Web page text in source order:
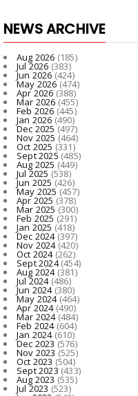
NEWS ARCHIVE
Aug 2026 (185)
Jul 2026 (383)
Jun 2026(424)
May 2026(474)
Apr 2026 (388)
Mar 2026(455)
Feb 2026 (445)
Jan 2026 (490)
Dec 2025(497)
Nov 2025 (464)
Oct 2025 (331)
Sept 2025 (485)
Aug 2025 (449)
Jul 2025 (538)
Jun 2025(426)
May 2025(457)
Apr 2025 (378)
Mar 2025 (300)
Feb 2025 (291)
Jan 2025 (418)
Dec 2024(397)
Nov 2024(420)
Oct 2024(262)
Sept 2024(454)
Aug 2024(381)
Jul 2024(486)
Jun 2024(380)
May 2024(464)
Apr 2024(490)
Mar 2024(484)
Feb 2024(604)
Jan 2024(610)
Dec 2023(576)
Nov 2023 (525)
Oct 2023 (504)
Sept 2023 (433)
Aug 2023 (535)
Jul 2023 (523)